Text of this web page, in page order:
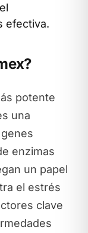
efectiva.
potente
una
enzimas
un papel
el estrés
clave